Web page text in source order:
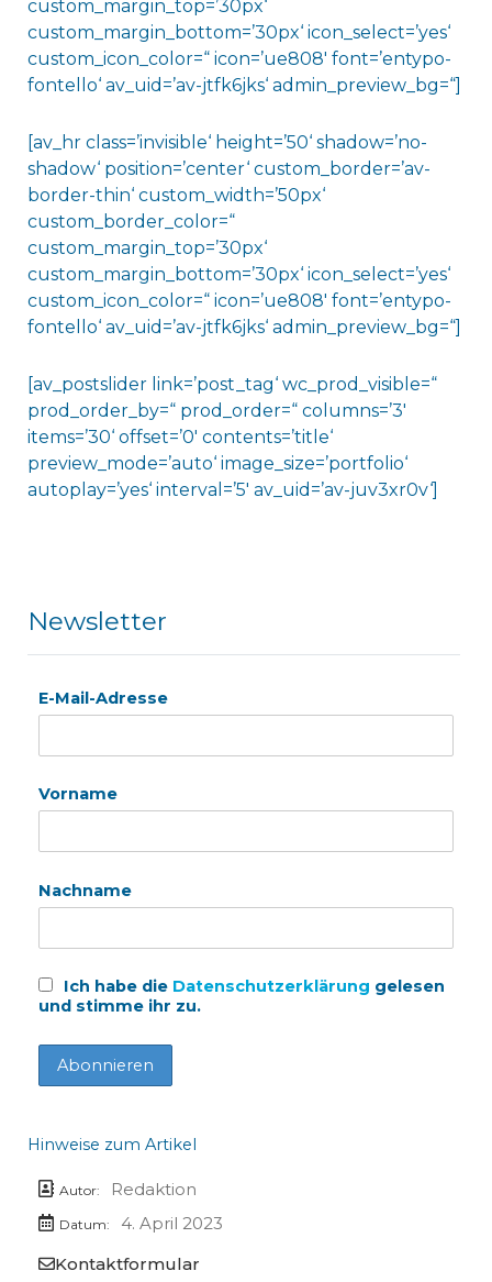
custom_margin_top=’30px‘
custom_margin_bottom=’30px‘ icon_select=’yes‘
custom_icon_color=“ icon=’ue808′ font=’entypo-
fontello‘ av_uid=’av-jtfk6jks‘ admin_preview_bg=“]
[av_hr class=’invisible‘ height=’50‘ shadow=’no-
shadow‘ position=’center‘ custom_border=’av-
border-thin‘ custom_width=’50px‘
custom_border_color=“
custom_margin_top=’30px‘
custom_margin_bottom=’30px‘ icon_select=’yes‘
custom_icon_color=“ icon=’ue808′ font=’entypo-
fontello‘ av_uid=’av-jtfk6jks‘ admin_preview_bg=“]
[av_postslider link=’post_tag‘ wc_prod_visible=“
prod_order_by=“ prod_order=“ columns=’3′
items=’30‘ offset=’0′ contents=’title‘
preview_mode=’auto‘ image_size=’portfolio‘
autoplay=’yes‘ interval=’5′ av_uid=’av-juv3xr0v‘]
Newsletter
E-Mail-Adresse
Vorname
Nachname
Ich habe die Datenschutzerklärung gelesen
und stimme ihr zu.
Hinweise zum Artikel
Autor: Redaktion
Datum:
4. April 2023
Kontaktformular